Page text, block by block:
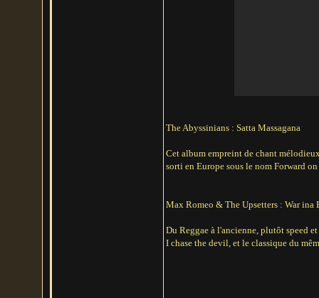
The Abyssinians : Satta Massagana
Cet album empreint de chant
sorti en Europe sous le nom Forward
Max Romeo & The Upsetters : War ina
Du Reggae à l'ancienne, plutôt speed
I chase the devil, et le classique du